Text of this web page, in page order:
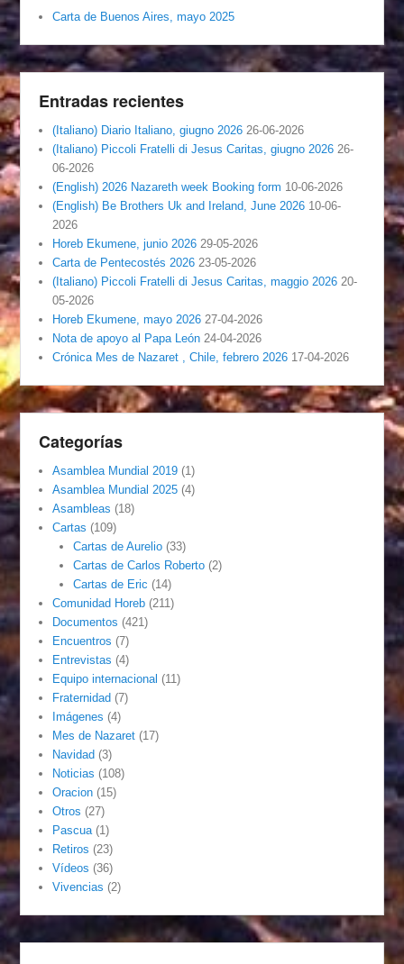
Carta de Buenos Aires, mayo 2025
Entradas recientes
(Italiano) Diario Italiano, giugno 2026 26-06-2026
(Italiano) Piccoli Fratelli di Jesus Caritas, giugno 2026 26-
06-2026
(English) 2026 Nazareth week Booking form 10-06-2026
(English) Be Brothers Uk and Ireland, June 2026 10-06-
2026
Horeb Ekumene, junio 2026 29-05-2026
Carta de Pentecostés 2026 23-05-2026
(Italiano) Piccoli Fratelli di Jesus Caritas, maggio 2026 20-
05-2026
Horeb Ekumene, mayo 2026 27-04-2026
Nota de apoyo al Papa León 24-04-2026
Crónica Mes de Nazaret , Chile, febrero 2026 17-04-2026
Categorías
Asamblea Mundial 2019 (1)
Asamblea Mundial 2025 (4)
Asambleas (18)
Cartas (109)
Cartas de Aurelio(33)
Cartas de Carlos Roberto(2)
Cartas de Eric (14)
Comunidad Horeb (211)
Documentos (421)
Encuentros (7)
Entrevistas (4)
Equipo internacional (11)
Fraternidad (7)
Imágenes (4)
Mes de Nazaret (17)
Navidad (3)
Noticias (108)
Oracion (15)
Otros (27)
Pascua (1)
Retiros (23)
Vídeos (36)
Vivencias (2)